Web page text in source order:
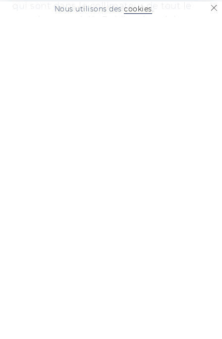
qui sont dans le collimateur de tout le
Nous utilisons descookies.